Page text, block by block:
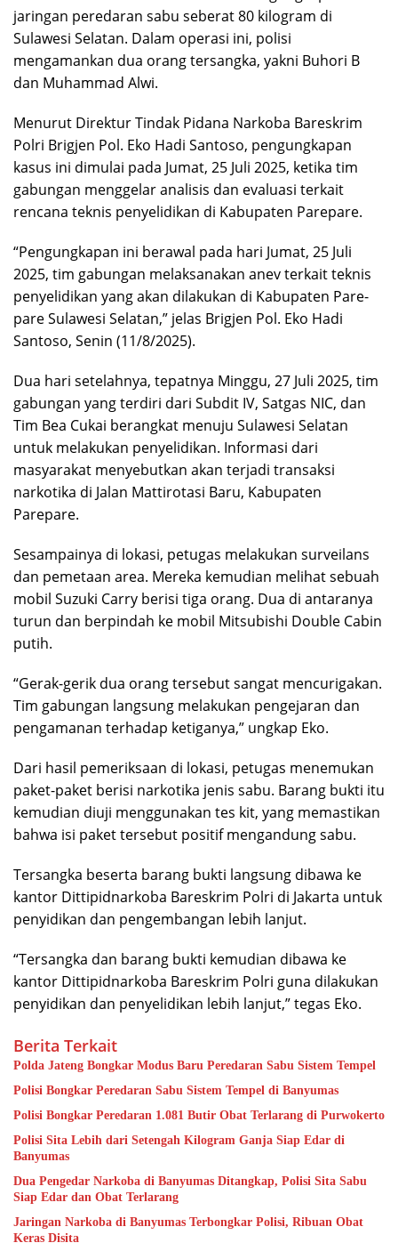
jaringan peredaran sabu seberat 80 kilogram di
Sulawesi Selatan. Dalam operasi ini, polisi
mengamankan dua orang tersangka, yakni Buhori B
dan Muhammad Alwi.
Menurut Direktur Tindak Pidana Narkoba Bareskrim
Polri Brigjen Pol. Eko Hadi Santoso, pengungkapan
kasus ini dimulai pada Jumat, 25 Juli 2025, ketika tim
gabungan menggelar analisis dan evaluasi terkait
rencana teknis penyelidikan di Kabupaten Parepare.
“Pengungkapan ini berawal pada hari Jumat, 25 Juli
2025, tim gabungan melaksanakan anev terkait teknis
penyelidikan yang akan dilakukan di Kabupaten Pare-
pare Sulawesi Selatan,” jelas Brigjen Pol. Eko Hadi
Santoso, Senin (11/8/2025).
Dua hari setelahnya, tepatnya Minggu, 27 Juli 2025, tim
gabungan yang terdiri dari Subdit IV, Satgas NIC, dan
Tim Bea Cukai berangkat menuju Sulawesi Selatan
untuk melakukan penyelidikan. Informasi dari
masyarakat menyebutkan akan terjadi transaksi
narkotika di Jalan Mattirotasi Baru, Kabupaten
Parepare.
Sesampainya di lokasi, petugas melakukan surveilans
dan pemetaan area. Mereka kemudian melihat sebuah
mobil Suzuki Carry berisi tiga orang. Dua di antaranya
turun dan berpindah ke mobil Mitsubishi Double Cabin
putih.
“Gerak-gerik dua orang tersebut sangat mencurigakan.
Tim gabungan langsung melakukan pengejaran dan
pengamanan terhadap ketiganya,” ungkap Eko.
Dari hasil pemeriksaan di lokasi, petugas menemukan
paket-paket berisi narkotika jenis sabu. Barang bukti itu
kemudian diuji menggunakan tes kit, yang memastikan
bahwa isi paket tersebut positif mengandung sabu.
Tersangka beserta barang bukti langsung dibawa ke
kantor Dittipidnarkoba Bareskrim Polri di Jakarta untuk
penyidikan dan pengembangan lebih lanjut.
“Tersangka dan barang bukti kemudian dibawa ke
kantor Dittipidnarkoba Bareskrim Polri guna dilakukan
penyidikan dan penyelidikan lebih lanjut,” tegas Eko.
Berita Terkait
Polda Jateng Bongkar Modus Baru Peredaran Sabu Sistem Tempel
Polisi Bongkar Peredaran Sabu Sistem Tempel di Banyumas
Polisi Bongkar Peredaran 1.081 Butir Obat Terlarang di Purwokerto
Polisi Sita Lebih dari Setengah Kilogram Ganja Siap Edar di
Banyumas
Dua Pengedar Narkoba di Banyumas Ditangkap, Polisi Sita Sabu
Siap Edar dan Obat Terlarang
Jaringan Narkoba di Banyumas Terbongkar Polisi, Ribuan Obat
Keras Disita